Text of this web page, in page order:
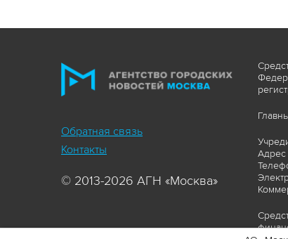
Обратная связь
Контакты
© 2013-2026 АГН «Москва»
Адрес